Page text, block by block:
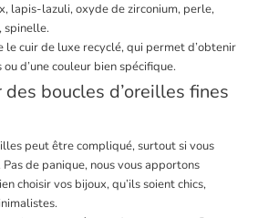
lapis-lazuli, oxyde de zirconium, perle,
spinelle.
cuir de luxe recyclé, qui permet d’obtenir
ou d’une couleur bien spécifique.
boucles d’oreilles fines
peut être compliqué, surtout si vous
de panique, nous vous apportons
choisir vos bijoux, qu’ils soient chics,